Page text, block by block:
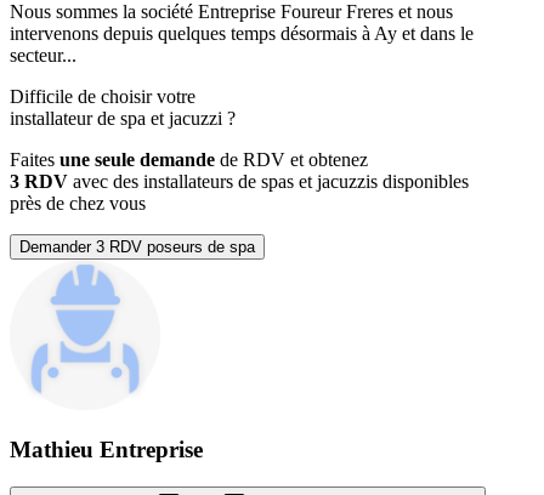
Nous sommes la société Entreprise Foureur Freres et nous
intervenons depuis quelques temps désormais à Ay et dans le
secteur...
Difficile de choisir votre
installateur de spa et jacuzzi ?
Faites une seule demande de RDV et obtenez
3 RDV avec des installateurs de spas et jacuzzis disponibles
près de chez vous
Demander 3 RDV poseurs de spa
Mathieu Entreprise